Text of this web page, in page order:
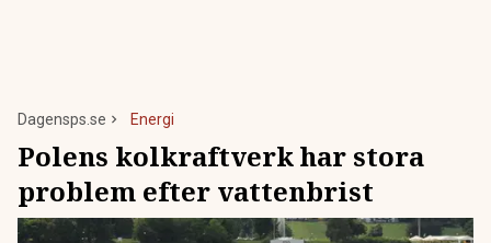
Dagensps.se Energi
Polens kolkraftverk har stora
problem efter vattenbrist